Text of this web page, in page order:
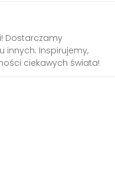
Dostarczamy
innych. Inspirujemy,
ciekawych świata!